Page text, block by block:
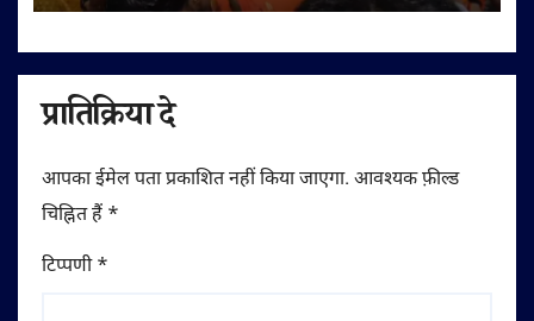
प्रातिक्रिया दे
आपका ईमेल पता प्रकाशित नहीं किया जाएगा. आवश्यक फ़ील्ड
चिह्नित हैं *
टिप्पणी*